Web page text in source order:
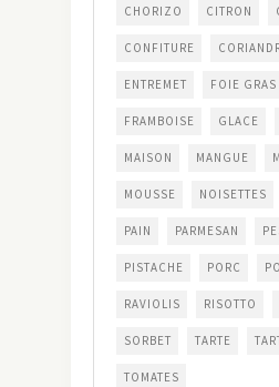
CHORIZO CITRON
CONFITURE
ENTREMET FOIE GRAS
FRAMBOISE GLACE
MAISON MANGUE
MOUSSE NOISETTES
PAIN PARMESAN
PISTACHE PORC
RAVIOLIS RISOTTO
SORBET TARTE
TOMATES